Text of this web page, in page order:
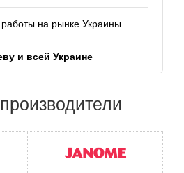
на рынке Украины
и всей Украине
производители